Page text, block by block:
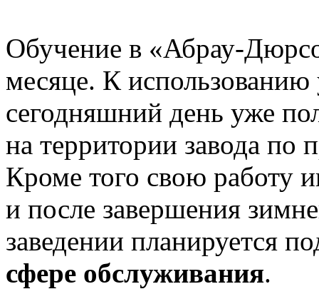
Обучение в «Абрау-
месяце. К
сегодняшний день уже
на территории завода по
Кроме того свою работу
и после завершения
заведении планируется
сфере обслуживания.